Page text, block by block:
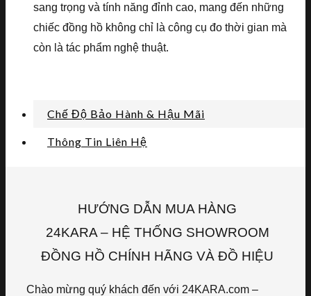
sang trọng và tính năng đỉnh cao, mang đến những
chiếc đồng hồ không chỉ là công cụ đo thời gian mà
còn là tác phẩm nghệ thuật.
Chế Độ Bảo Hành & Hậu Mãi
Thông Tin Liên Hệ
HƯỚNG DẪN MUA HÀNG
24KARA – HỆ THỐNG SHOWROOM
ĐỒNG HỒ CHÍNH HÃNG VÀ ĐỒ HIỆU
Chào mừng quý khách đến với 24KARA.com –